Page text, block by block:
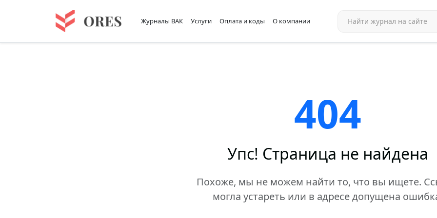
Журналы ВАК Услуги Оплата и коды О компании
404
Упс! Страница не найдена
Похоже, мы не можем найти то, что вы ищете.
могла устареть или в адресе допущена